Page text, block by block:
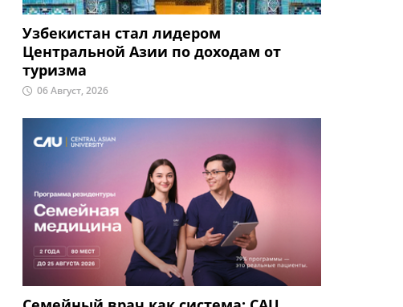
Узбекистан стал лидером
Центральной Азии по доходам от
туризма
06 Август, 2026